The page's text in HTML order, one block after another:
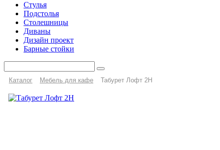
Стулья
Подстолья
Столешницы
Диваны
Дизайн проект
Барные стойки
Каталог Мебель для кафе Табурет Лофт 2Н